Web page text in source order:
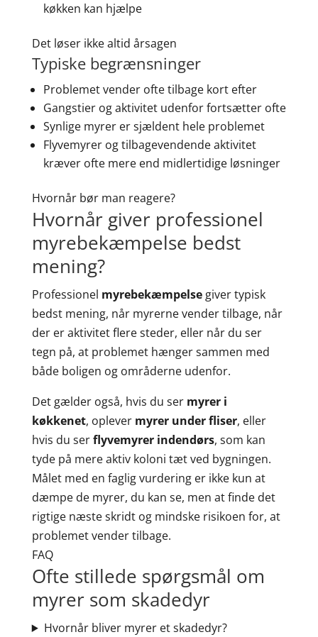
køkken kan hjælpe
Det løser ikke altid årsagen
Typiske begrænsninger
Problemet vender ofte tilbage kort efter
Gangstier og aktivitet udenfor fortsætter ofte
Synlige myrer er sjældent hele problemet
Flyvemyrer og tilbagevendende aktivitet
kræver ofte mere end midlertidige løsninger
Hvornår bør man reagere?
Hvornår giver professionel
myrebekæmpelse bedst
mening?
Professionel myrebekæmpelsegiver typisk
bedst mening, når myrerne vender tilbage, når
der er aktivitet flere steder, eller når du ser
tegn på, at problemet hænger sammen med
både boligen og områderne udenfor.
Det gælder også, hvis du ser myrer i
køkkenet, oplever myrer under fliser, eller
hvis du serflyvemyrer indendørs, som kan
tyde på mere aktiv koloni tæt ved bygningen.
Målet med en faglig vurdering er ikke kun at
dæmpe de myrer, du kan se, men at finde det
rigtige næste skridt og mindske risikoen for, at
problemet vender tilbage.
FAQ
Ofte stillede spørgsmål om
myrer som skadedyr
Hvornår bliver myrer et skadedyr?